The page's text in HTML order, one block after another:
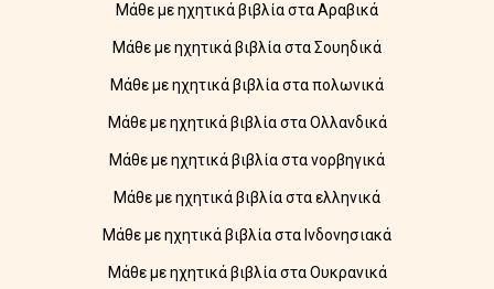
Μάθε με ηχητικά βιβλία στα Αραβικά
Μάθε με ηχητικά βιβλία στα Σουηδικά
Μάθε με ηχητικά βιβλία στα πολωνικά
Μάθε με ηχητικά βιβλία στα Ολλανδικά
Μάθε με ηχητικά βιβλία στα νορβηγικά
Μάθε με ηχητικά βιβλία στα ελληνικά
Μάθε με ηχητικά βιβλία στα Ινδονησιακά
Μάθε με ηχητικά βιβλία στα Ουκρανικά